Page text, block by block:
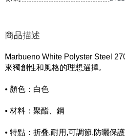
商品描述
Marbueno White Polyster Steel
來獨創性和風格的理想選擇。
• 顏色：白色
• 材料：聚酯、鋼
• 特點：折叠,耐用,可調節,防曬保護